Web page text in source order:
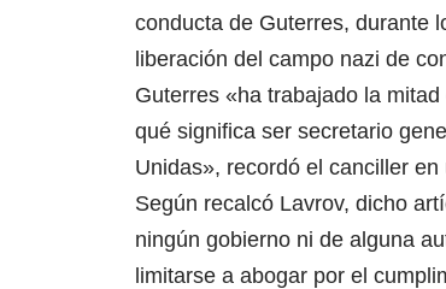
conducta de Guterres, durante
liberación del campo nazi de
Guterres «ha trabajado la
qué significa ser secretario
Unidas», recordó el canciller en
Según recalcó Lavrov, dicho
ningún gobierno ni de alguna
limitarse a abogar por el